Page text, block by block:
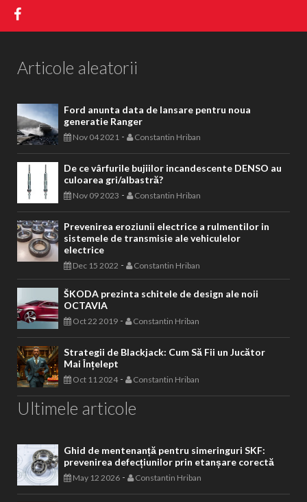
Articole aleatorii
Ford anunta data de lansare pentru noua
generatie Ranger
Nov 04 2021 - Constantin Hriban
De ce vârfurile bujiilor incandescente DENSO au
culoarea gri/albastră?
Nov 09 2023 - Constantin Hriban
Prevenirea eroziunii electrice a rulmentilor in
sistemele de transmisie ale vehiculelor
electrice
Dec 15 2022 - Constantin Hriban
ŠKODA prezinta schitele de design ale noii
OCTAVIA
Oct 22 2019 - Constantin Hriban
Strategii de Blackjack: Cum Să Fii un Jucător
Mai Înțelept
Oct 11 2024- Constantin Hriban
Ultimele articole
Ghid de mentenanță pentru simeringuri SKF:
prevenirea defecțiunilor prin etanșare corectă
May 12 2026 - Constantin Hriban